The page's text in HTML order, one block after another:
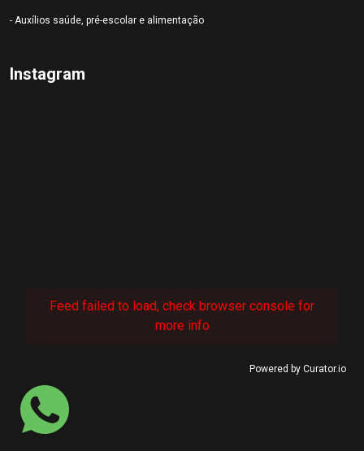
- Auxílios saúde, pré-escolar e alimentação
Instagram
Feed failed to load, check browser console for
more info
Powered by Curator.io